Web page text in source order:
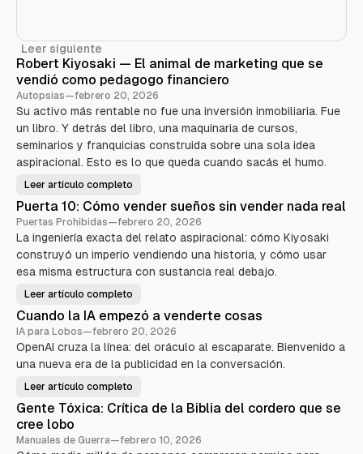
Leer siguiente
Robert Kiyosaki — El animal de marketing que se
vendió como pedagogo financiero
Autopsias—febrero 20, 2026
Su activo más rentable no fue una inversión inmobiliaria. Fue
un libro. Y detrás del libro, una maquinaria de cursos,
seminarios y franquicias construida sobre una sola idea
aspiracional. Esto es lo que queda cuando sacás el humo.
R
b
e
r
t
i
o
a
i
E
l
a
n
m
a
d
a
r
Leer artículo completo
Puerta 10: Cómo vender sueños sin vender nada real
Puertas Prohibidas—febrero 20, 2026
La ingeniería exacta del relato aspiracional: cómo Kiyosaki
construyó un imperio vendiendo una historia, y cómo usar
esa misma estructura con sustancia real debajo.
P
e
r
t
a
0
C
m
o
e
n
Leer artículo completo
Cuando la IA empezó a venderte cosas
IA para Lobos—febrero 20, 2026
OpenAI cruza la línea: del oráculo al escaparate. Bienvenido a
una nueva era de la publicidad en la conversación.
C
a
o
Leer artículo completo
Gente Tóxica: Crítica de la Biblia del cordero que se
cree lobo
Manuales de Guerra—febrero 10, 2026